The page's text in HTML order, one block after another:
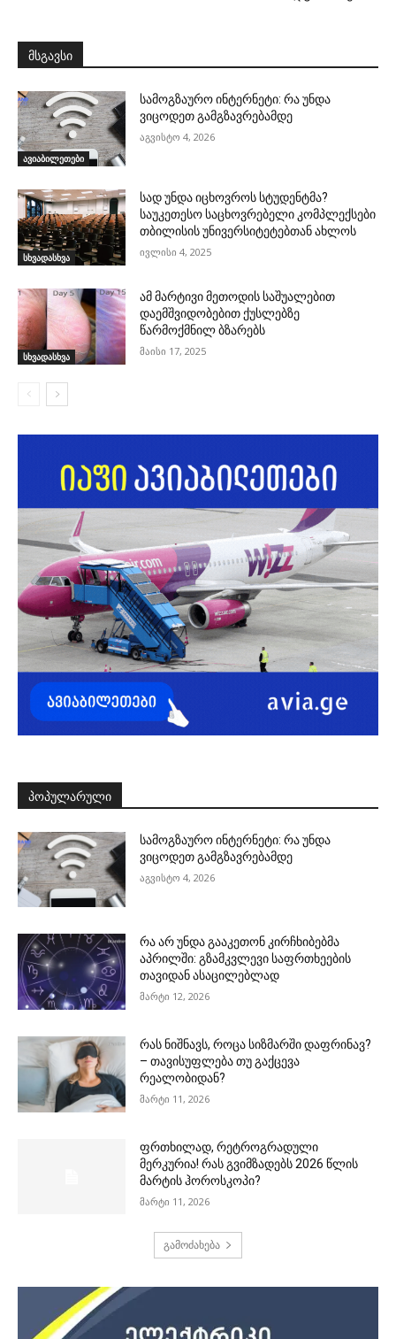
მსგავსი
ავიაბილეთები
სამოგზაურო ინტერნეტი: რა უნდა
ვიცოდეთ გამგზავრებამდე
აგვისტო 4, 2026
სხვადასხვა
სად უნდა იცხოვროს სტუდენტმა?
საუკეთესო საცხოვრებელი კომპლექსები
თბილისის უნივერსიტეტებთან ახლოს
ივლისი 4, 2025
სხვადასხვა
ამ მარტივი მეთოდის საშუალებით
დაემშვიდობებით ქუსლებზე
წარმოქმნილ ბზარებს
მაისი 17, 2025
ᲞᲝᲞᲣᲚᲐᲠᲣᲚᲘ
სამოგზაურო ინტერნეტი: რა უნდა
ვიცოდეთ გამგზავრებამდე
აგვისტო 4, 2026
რა არ უნდა გააკეთონ კირჩხიბებმა
აპრილში: გზამკვლევი საფრთხეების
თავიდან ასაცილებლად
მარტი 12, 2026
რას ნიშნავს, როცა სიზმარში დაფრინავ?
– თავისუფლება თუ გაქცევა
რეალობიდან?
მარტი 11, 2026
ფრთხილად, რეტროგრადული
მერკურია! რას გვიმზადებს 2026 წლის
მარტის ჰოროსკოპი?
მარტი 11, 2026
გამოძახება